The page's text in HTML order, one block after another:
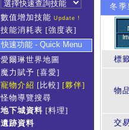
數值增加技能 Update !
技能消耗表 [強度表]
快速功能 - Quick Menu
愛爾琳世界地圖
魔力賦予 [喜愛]
寵物介紹 [比較] [夥伴]
怪物導覽搜尋
地下城資料 [料理]
遺跡資料
冬季
標
物
交